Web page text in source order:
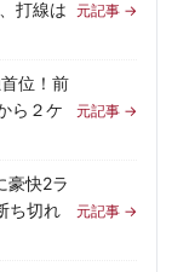
打線は 元記事 →
位！前
ら２ケ
元記事 →
豪快2ラ
ち切れ
元記事 →